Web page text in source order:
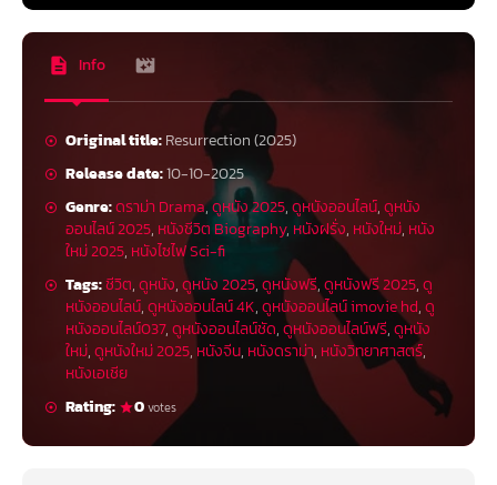
Info
Original title:Resurrection (2025)
Release date:10-10-2025
Genre:ดราม่า Drama,ดูหนัง 2025,ดูหนังออนไลน์,ดูหนัง
ออนไลน์ 2025, หนังชีวิต Biography, หนังฝรั่ง, หนังใหม่, หนัง
ใหม่ 2025, หนังไซไฟ Sci-fi
Tags:ชีวิต,ดูหนัง,ดูหนัง 2025,ดูหนังฟรี,ดูหนังฟรี 2025,ดู
หนังออนไลน์,ดูหนังออนไลน์ 4K,ดูหนังออนไลน์ imovie hd,ดู
หนังออนไลน์037,ดูหนังออนไลน์ชัด,ดูหนังออนไลน์ฟรี,ดูหนัง
ใหม่,ดูหนังใหม่ 2025, หนังจีน, หนังดราม่า, หนังวิทยาศาสตร์,
หนังเอเชีย
Rating:
0votes